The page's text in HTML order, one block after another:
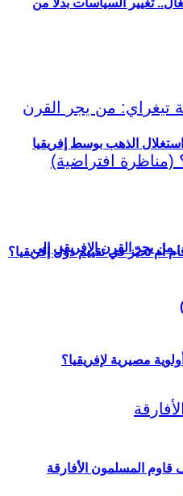
من يجر القرن الإفريقي إلى
تغيير السياسات بدلاً من
الذهب بوسط إفريقيا
أم تحيّز في تقييم دول إفريقيا؟
مصيرية لإفريقيا؟
قاوم المسلمون الأفارقة